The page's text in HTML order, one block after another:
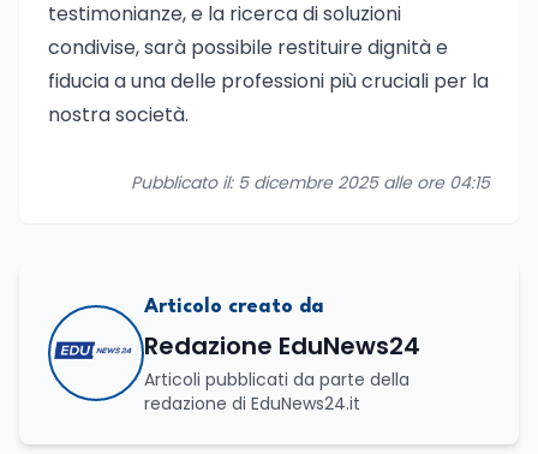
testimonianze, e la ricerca di soluzioni
condivise, sarà possibile restituire dignità e
fiducia a una delle professioni più cruciali per la
nostra società.
Pubblicato il: 5 dicembre 2025 alle ore 04:15
Articolo creato da
Redazione EduNews24
Articoli pubblicati da parte della
redazione di EduNews24.it